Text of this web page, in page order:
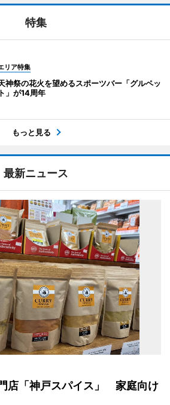
特集
リア特集
神祭の花火を望めるスポーツバー「グルペッ
ト」が14周年
もっと見る
最新ニュース
店「神戸スパイス」 家庭向け